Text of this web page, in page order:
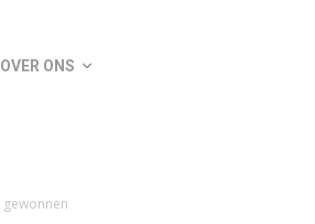
OVER ONS